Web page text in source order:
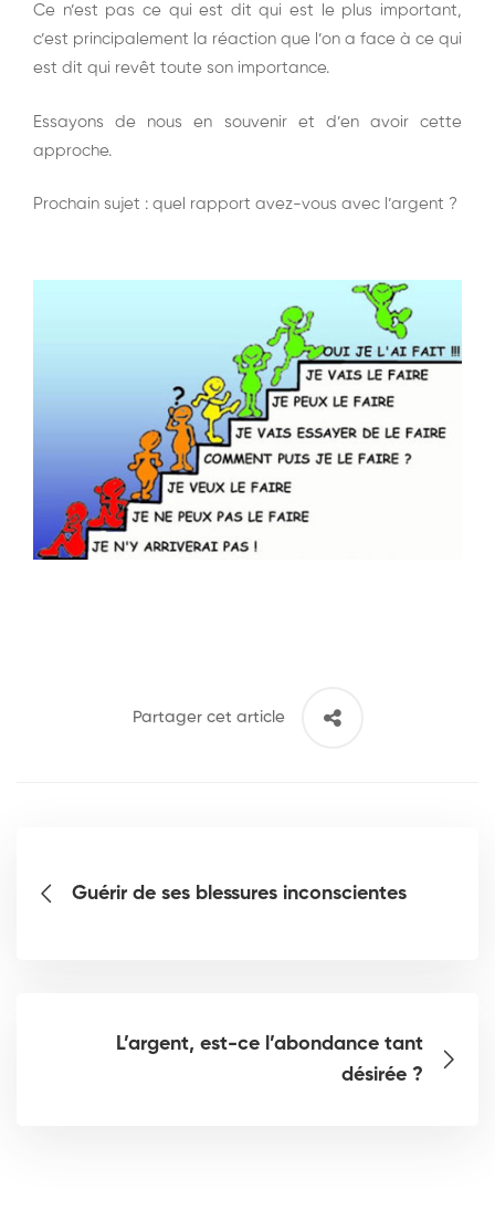
Ce n’est pas ce qui est dit qui est le plus important,
c’est principalement la réaction que l’on a face à ce qui
est dit qui revêt toute son importance.
Essayons de nous en souvenir et d’en avoir cette
approche.
Prochain sujet : quel rapport avez-vous avec l’argent ?
Partager cet article
Guérir de ses blessures inconscientes
L’argent, est-ce l’abondance tant
désirée ?